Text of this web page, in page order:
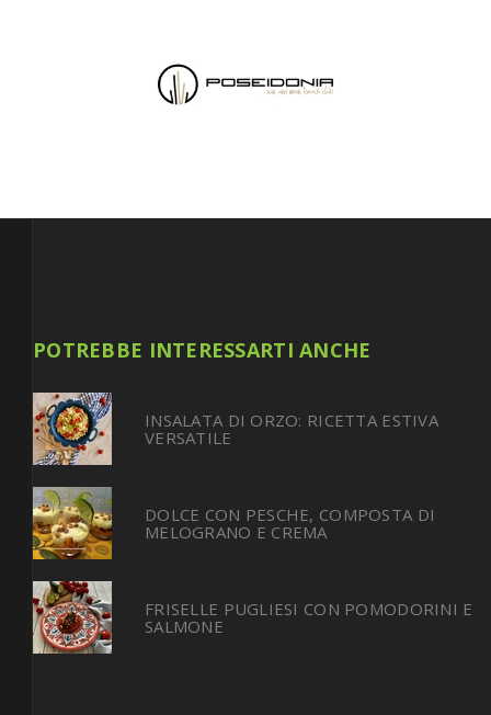
POTREBBE INTERESSARTI ANCHE
INSALATA DI ORZO: RICETTA ESTIVA
VERSATILE
DOLCE CON PESCHE, COMPOSTA DI
MELOGRANO E CREMA
FRISELLE PUGLIESI CON POMODORINI E
SALMONE